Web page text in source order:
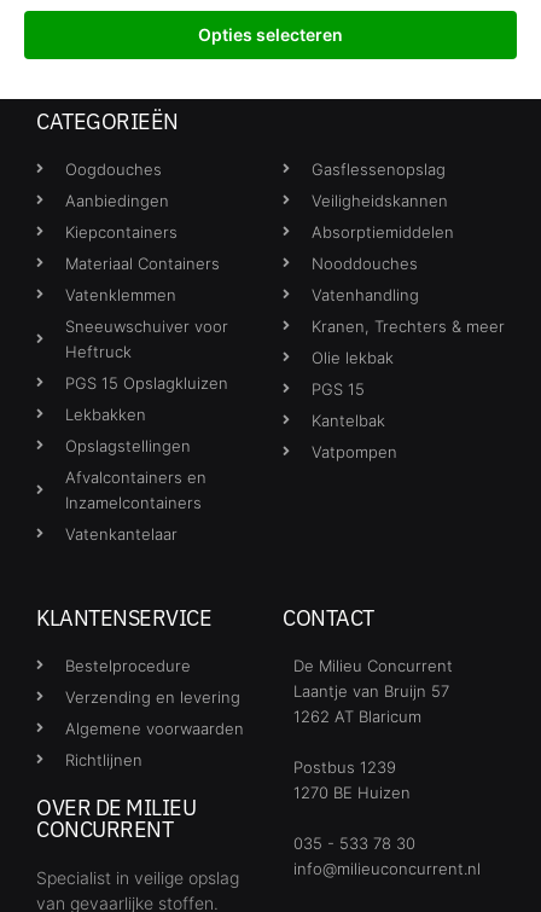
Opties selecteren
CATEGORIEËN
Oogdouches
Aanbiedingen
Kiepcontainers
Materiaal Containers
Vatenklemmen
Sneeuwschuiver voor
Heftruck
PGS 15 Opslagkluizen
Lekbakken
Opslagstellingen
Afvalcontainers en
Inzamelcontainers
Vatenkantelaar
Gasflessenopslag
Veiligheidskannen
Absorptiemiddelen
Nooddouches
Vatenhandling
Kranen, Trechters & meer
Olie lekbak
PGS 15
Kantelbak
Vatpompen
KLANTENSERVICE
Bestelprocedure
Verzending en levering
Algemene voorwaarden
Richtlijnen
OVER DE MILIEU
CONCURRENT
Specialist in veilige opslag
van gevaarlijke stoffen.
CONTACT
De Milieu Concurrent
Laantje van Bruijn 57
1262 AT Blaricum
Postbus 1239
1270 BE Huizen
035 - 533 78 30
info@milieuconcurrent.nl